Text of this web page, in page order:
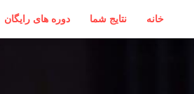
خانه نتایج شما دوره های رایگان